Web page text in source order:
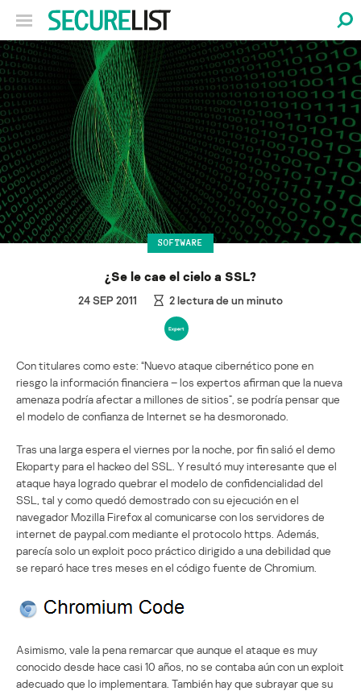
SOFTWARE
¿Se le cae el cielo a SSL?
24 SEP 2011 2lectura de un minuto
Con titulares como este: “Nuevo ataque cibernético pone en
riesgo la información financiera – los expertos afirman que la nueva
amenaza podría afectar a millones de sitios”, se podría pensar que
el modelo de confianza de Internet se ha desmoronado.
Tras una larga espera el viernes por la noche, por fin salió el demo
Ekoparty para el hackeo del SSL. Y resultó muy interesante que el
ataque haya logrado quebrar el modelo de confidencialidad del
SSL, tal y como quedó demostrado con su ejecución en el
navegador Mozilla Firefox al comunicarse con los servidores de
internet de paypal.com mediante el protocolo https. Además,
parecía solo un exploit poco práctico dirigido a una debilidad que
se reparó hace tres meses en el código fuente de Chromium.
Asimismo, vale la pena remarcar que aunque el ataque es muy
conocido desde hace casi 10 años, no se contaba aún con un exploit
adecuado que lo implementara. También hay que subrayar que su